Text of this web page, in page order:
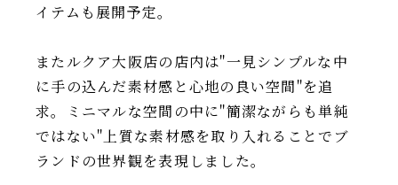
イテムも展開予定。
またルクア大阪店の店内は"一見シンプルな中
に手の込んだ素材感と心地の良い空間"を追
求。ミニマルな空間の中に"簡潔ながらも単純
ではない"上質な素材感を取り入れることでブ
ランドの世界観を表現しました。